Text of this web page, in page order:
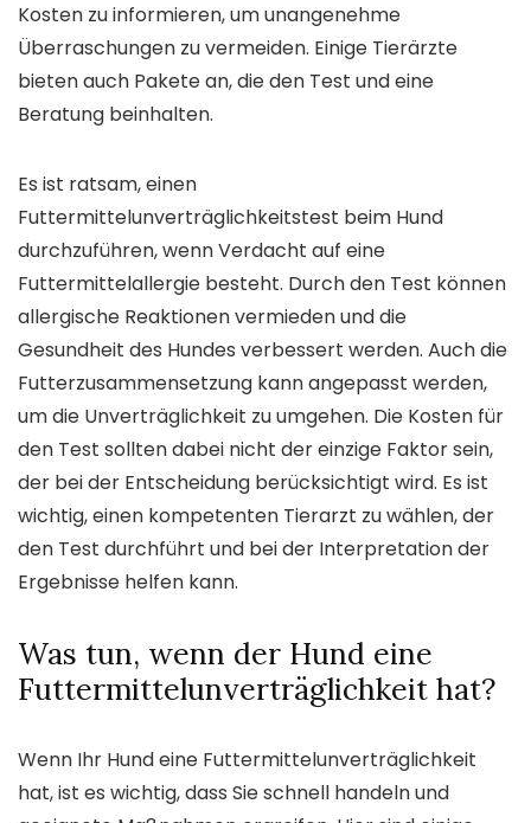
Kosten zu informieren, um unangenehme
Überraschungen zu vermeiden. Einige Tierärzte
bieten auch Pakete an, die den Test und eine
Beratung beinhalten.
Es ist ratsam, einen
Futtermittelunverträglichkeitstest beim Hund
durchzuführen, wenn Verdacht auf eine
Futtermittelallergie besteht. Durch den Test können
allergische Reaktionen vermieden und die
Gesundheit des Hundes verbessert werden. Auch die
Futterzusammensetzung kann angepasst werden,
um die Unverträglichkeit zu umgehen. Die Kosten für
den Test sollten dabei nicht der einzige Faktor sein,
der bei der Entscheidung berücksichtigt wird. Es ist
wichtig, einen kompetenten Tierarzt zu wählen, der
den Test durchführt und bei der Interpretation der
Ergebnisse helfen kann.
Was tun, wenn der Hund eine
Futtermittelunverträglichkeit hat?
Wenn Ihr Hund eine Futtermittelunverträglichkeit
hat, ist es wichtig, dass Sie schnell handeln und